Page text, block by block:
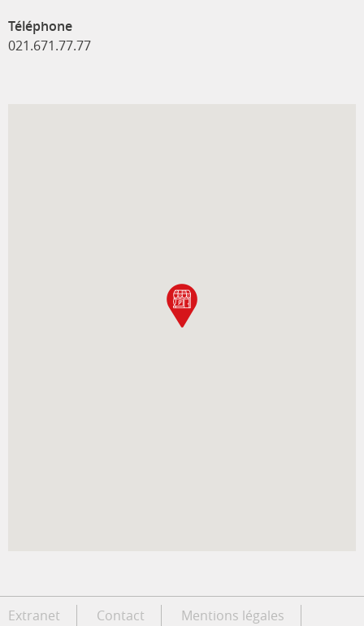
Téléphone
021.671.77.77
Extranet Contact Mentions légales